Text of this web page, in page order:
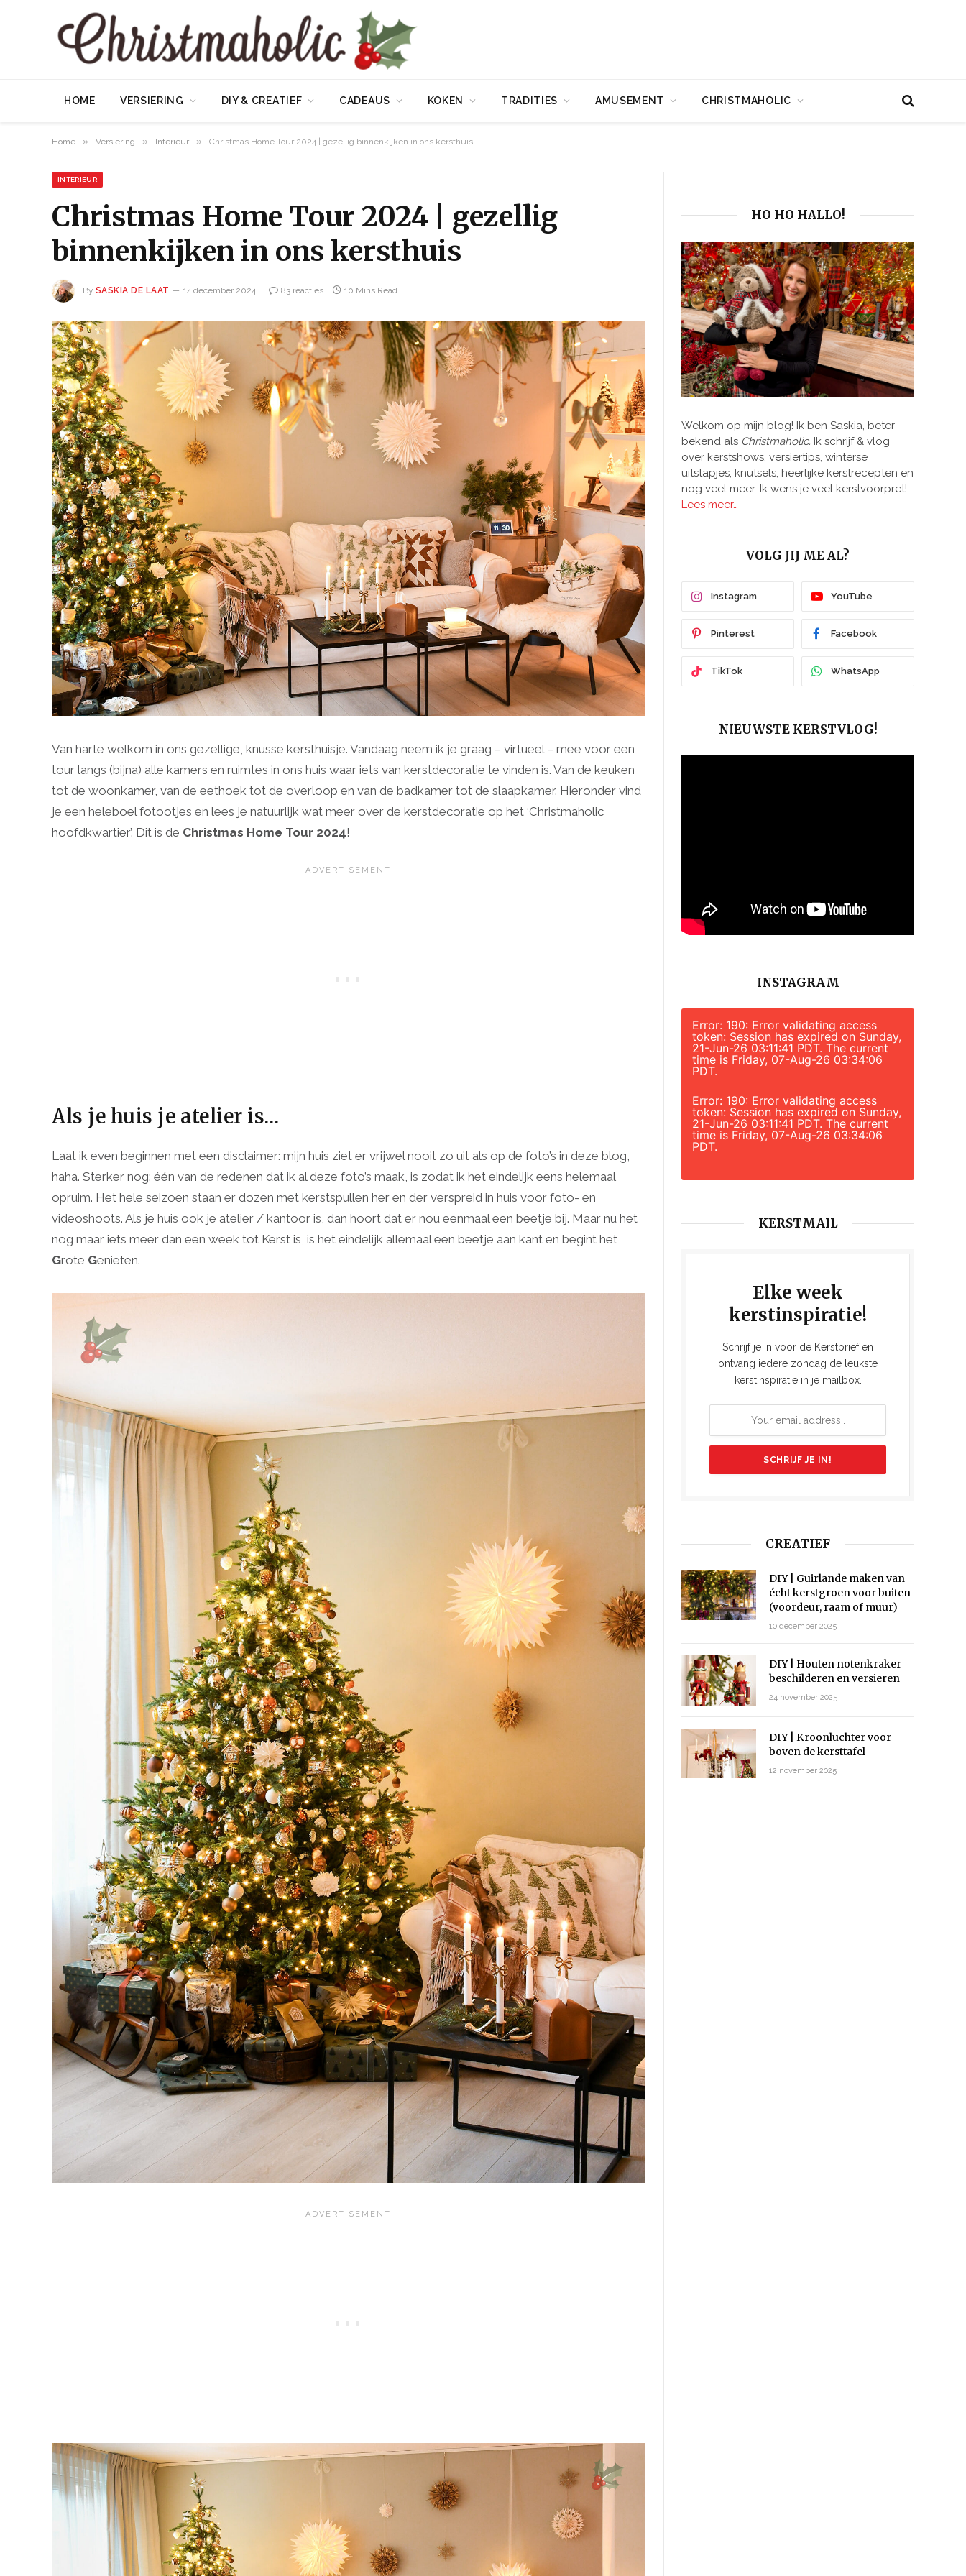
HOME VERSIERING DIY & CREATIEF CADEAUS KOKEN TRADITIES AMUSEMENT CHRISTMAHOLIC
Home » Versiering » Interieur » Christmas Home Tour 2024 | gezellig binnenkijken in ons kersthuis
INTERIEUR
Christmas Home Tour 2024 | gezellig
binnenkijken in ons kersthuis
By SASKIA DE LAAT 14 december 2024 83 reacties 10 Mins Read
Van harte welkom in ons gezellige, knusse kersthuisje. Vandaag neem ik je graag – virtueel – mee voor een
tour langs (bijna) alle kamers en ruimtes in ons huis waar iets van kerstdecoratie te vinden is. Van de keuken
tot de woonkamer, van de eethoek tot de overloop en van de badkamer tot de slaapkamer. Hieronder vind
je een heleboel fotootjes en lees je natuurlijk wat meer over de kerstdecoratie op het ‘Christmaholic
hoofdkwartier’. Dit is de Christmas Home Tour 2024!
Als je huis je atelier is…
Laat ik even beginnen met een disclaimer: mijn huis ziet er vrijwel nooit zo uit als op de foto’s in deze blog,
haha. Sterker nog: één van de redenen dat ik al deze foto’s maak, is zodat ik het eindelijk eens helemaal
opruim. Het hele seizoen staan er dozen met kerstspullen her en der verspreid in huis voor foto- en
videoshoots. Als je huis ook je atelier / kantoor is, dan hoort dat er nou eenmaal een beetje bij. Maar nu het
nog maar iets meer dan een week tot Kerst is, is het eindelijk allemaal een beetje aan kant en begint het
Grote Genieten.
HO HO HALLO!
Welkom op mijn blog! Ik ben Saskia, beter
bekend als Christmaholic. Ik schrijf & vlog
over kerstshows, versiertips, winterse
uitstapjes, knutsels, heerlijke kerstrecepten en
nog veel meer. Ik wens je veel kerstvoorpret!
Lees meer…
VOLG JIJ ME AL?
Instagram YouTube
Pinterest Facebook
TikTok WhatsApp
NIEUWSTE KERSTVLOG!
INSTAGRAM
Error: 190: Error validating access
token: Session has expired on Sunday,
21-Jun-26 03:11:41 PDT. The current
time is Friday, 07-Aug-26 03:34:06
PDT.
Error: 190: Error validating access
token: Session has expired on Sunday,
21-Jun-26 03:11:41 PDT. The current
time is Friday, 07-Aug-26 03:34:06
PDT.
KERSTMAIL
Elke week
kerstinspiratie!
Schrijf je in voor de Kerstbrief en
ontvang iedere zondag de leukste
kerstinspiratie in je mailbox.
CREATIEF
DIY | Guirlande maken van
écht kerstgroen voor buiten
(voordeur, raam of muur)
10 december 2025
DIY | Houten notenkraker
beschilderen en versieren
24 november 2025
DIY | Kroonluchter voor
boven de kersttafel
12 november 2025